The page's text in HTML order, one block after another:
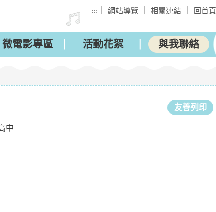
::: 網站導覽 相關連結 回首頁
微電影專區 活動花絮 與我聯絡
友善列印
中